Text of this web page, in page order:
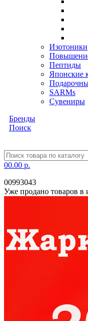
Изотоники
Пептиды
Японские
SARMs
Сувениры
Бренды
Поиск
00.00 р.
00993043
Уже продано товаров в